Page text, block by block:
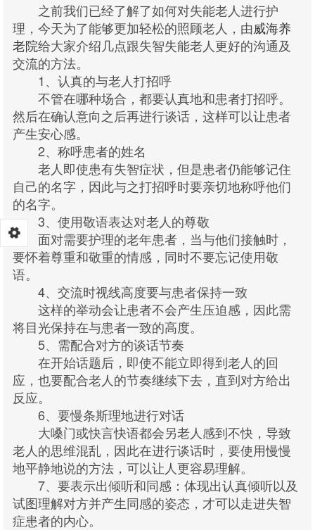
之前我们已经了解了如何对失能老人进行护
理，今天为了能够更加轻松的照顾老人，由威海养
老院给大家介绍几点跟失智失能老人更好的沟通及
交流的方法。
1、认真的与老人打招呼
不管在哪种场合，都要认真地和患者打招呼。
然后在确认意向之后再进行谈话，这样可以让患者
产生安心感。
2、称呼患者的姓名
老人即使患有失智症状，但是患者仍能够记住
自己的名字，因此与之打招呼时要亲切地称呼他们
的名字。
3、使用敬语表达对老人的尊敬
面对需要护理的老年患者，当与他们接触时，
要怀着尊重和敬重的情感，同时不要忘记使用敬
语。
4、交流时视线高度要与患者保持一致
这样的举动会让患者不会产生压迫感，因此需
将目光保持在与患者一致的高度。
5、需配合对方的谈话节奏
在开始话题后，即使不能立即得到老人的回
应，也要配合老人的节奏继续下去，直到对方给出
反应。
6、要慢条斯理地进行对话
大嗓门或快言快语都会另老人感到不快，导致
老人的思维混乱，因此在进行谈话时，要使用慢慢
地平静地说的方法，可以让人更容易理解。
7、要表示出倾听和同感：体现出认真倾听以及
试图理解对方并产生同感的姿态，才可以走进失智
症患者的内心。